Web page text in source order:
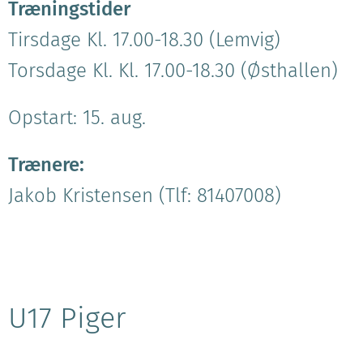
Træningstider
Tirsdage Kl. 17.00-18.30 (Lemvig)
Torsdage Kl. Kl. 17.00-18.30 (Østhallen)
Opstart: 15. aug.
Trænere:
Jakob Kristensen (Tlf: 81407008)
U17 Piger